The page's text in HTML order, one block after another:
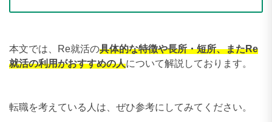
本文では、Re就活の具体的な特徴や長所・短所、またRe
就活の利用がおすすめの人について解説しております。
転職を考えている人は、ぜひ参考にしてみてください。